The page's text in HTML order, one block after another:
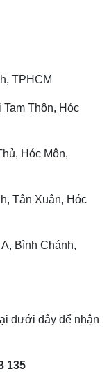
TPHCM
Thôn, Hóc
Hóc Môn,
Tân Xuân, Hóc
Bình Chánh,
dưới đây để nhận
135